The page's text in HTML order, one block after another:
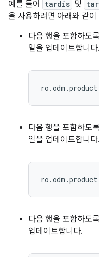
예를 들어
tardis 및
을 사용하려면 아래와 같
다음 행을 포함하도록
일을 업데이트합니다.
다음 행을 포함하도록
일을 업데이트합니다.
다음 행을 포함하도록
업데이트합니다.